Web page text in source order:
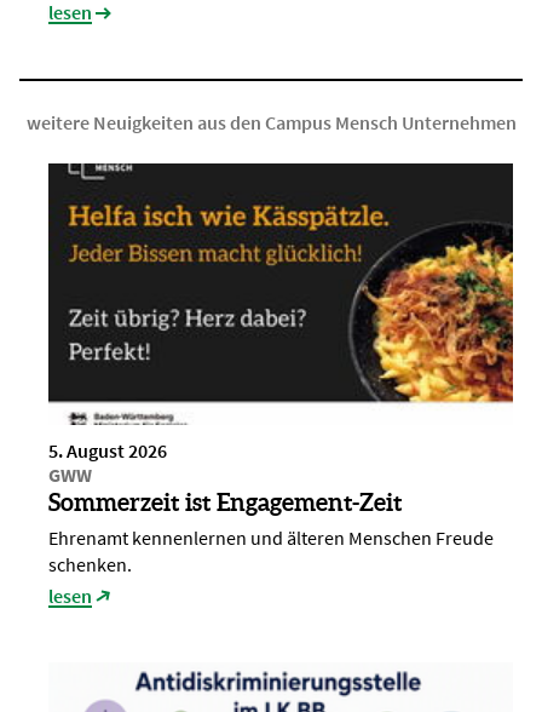
lesen
weitere Neuigkeiten aus den Campus Mensch Unternehmen
5. August 2026
GWW
Sommerzeit ist Engagement-Zeit
Ehrenamt kennenlernen und älteren Menschen Freude
schenken.
lesen